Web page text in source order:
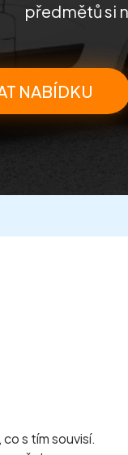
předmětů si
NABÍDKU
s tím souvisí.